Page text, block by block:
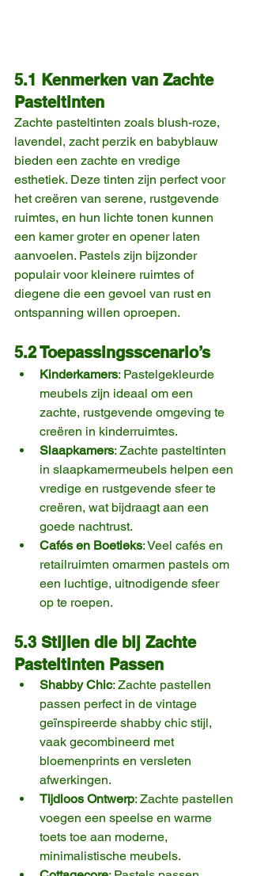
5.1 Kenmerken van Zachte
Pasteltinten
Zachte pasteltinten zoals blush-roze,
lavendel, zacht perzik en babyblauw
bieden een zachte en vredige
esthetiek. Deze tinten zijn perfect voor
het creëren van serene, rustgevende
ruimtes, en hun lichte tonen kunnen
een kamer groter en opener laten
aanvoelen. Pastels zijn bijzonder
populair voor kleinere ruimtes of
diegene die een gevoel van rust en
ontspanning willen oproepen.
5.2 Toepassingsscenario’s
Kinderkamers: Pastelgekleurde
meubels zijn ideaal om een
zachte, rustgevende omgeving te
creëren in kinderruimtes.
Slaapkamers: Zachte pasteltinten
in slaapkamermeubels helpen een
vredige en rustgevende sfeer te
creëren, wat bijdraagt aan een
goede nachtrust.
Cafés en Boetieks: Veel cafés en
retailruimten omarmen pastels om
een luchtige, uitnodigende sfeer
op te roepen.
5.3 Stijlen die bij Zachte
Pasteltinten Passen
Shabby Chic: Zachte pastellen
passen perfect in de vintage
geïnspireerde shabby chic stijl,
vaak gecombineerd met
bloemenprints en versleten
afwerkingen.
Tijdloos Ontwerp: Zachte pastellen
voegen een speelse en warme
toets toe aan moderne,
minimalistische meubels.